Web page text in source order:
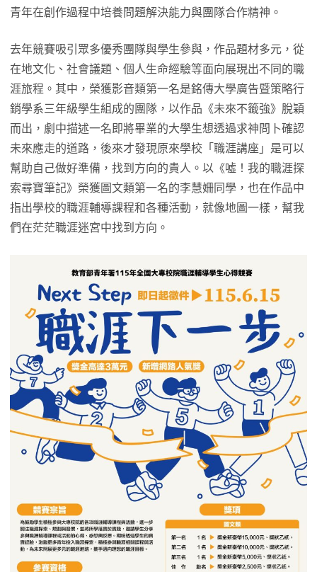
青年在創作過程中培養問題解決能力與團隊合作精神。
去年競賽吸引眾多優秀團隊與學生參與，作品題材多元，從
在地文化、社會議題、個人生命經驗等面向展現出不同的職
涯旅程。其中，榮獲影音類第一名是銘傳大學廣告暨策略行
銷學系三年級學生組成的團隊，以作品《未來不籤強》脫穎
而出，劇中描述一名即將畢業的大學生想透過求神問卜確認
未來應走的道路，後來才發現原來學校「職涯講座」是可以
幫助自己做好準備，找到方向的貴人。以《噓！我的職涯探
索尋寶筆記》榮獲圖文類第一名的李慧姍同學，也在作品中
指出學校的職涯輔導課程和各種活動，就像地圖一樣，幫我
們在茫茫職涯迷宮中找到方向。